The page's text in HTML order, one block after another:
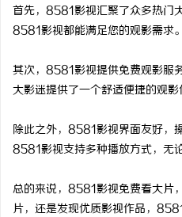
首先，8581影视汇聚了众多热门
8581影视都能满足您的观影需求
其次，8581影视提供免费观影服
大影迷提供了一个舒适便捷的观
除此之外，8581影视界面友好，
8581影视支持多种播放方式，无
总的来说，8581影视免费看大片
片，还是发现优质影视作品，